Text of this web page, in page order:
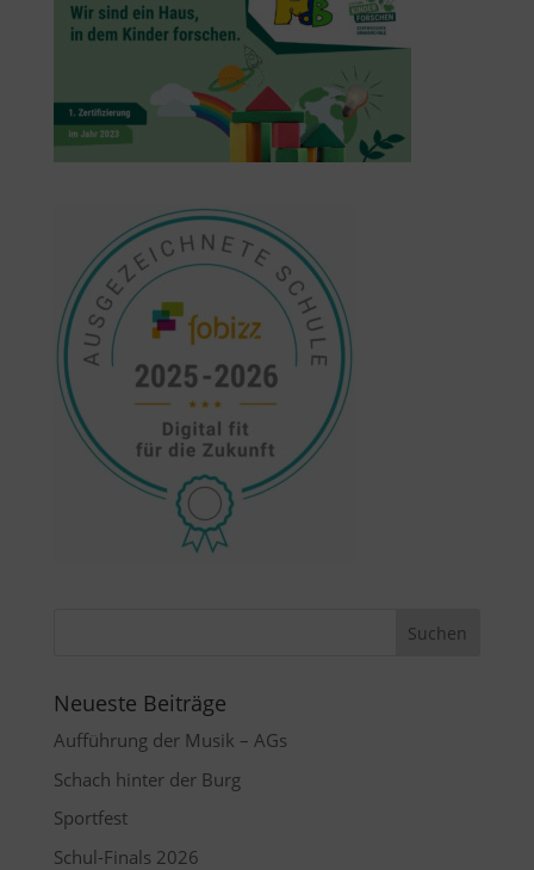
Neueste Beiträge
Aufführung der Musik – AGs
Schach hinter der Burg
Sportfest
Schul-Finals 2026